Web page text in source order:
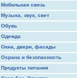
Мобильная связь
Музыка, звук, свет
Обувь
Одежда
Окна, двери, фасады
Охрана и безопасность
Продукты питания